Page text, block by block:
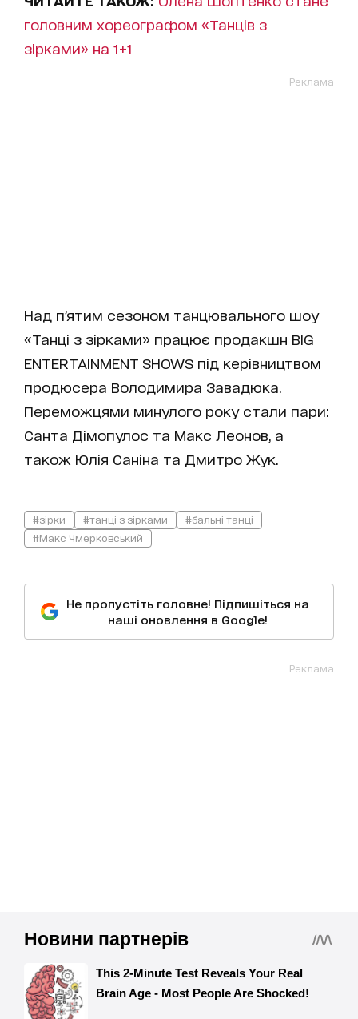
головним хореографом «Танців з
зірками» на 1+1
Реклама
Над п’ятим сезоном танцювального шоу
«Танці з зірками» працює продакшн BIG
ENTERTAINMENT SHOWS під керівництвом
продюсера Володимира Завадюка.
Переможцями минулого року стали пари:
Санта Дімопулос та Макс Леонов, а
також Юлія Саніна та Дмитро Жук.
#зірки #танці з зірками
#бальні танці
#Макс Чмерковський
Не пропустіть головне! Підпишіться на
наші оновлення в Google!
Реклама